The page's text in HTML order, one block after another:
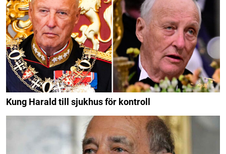
Kung Harald till sjukhus för kontroll